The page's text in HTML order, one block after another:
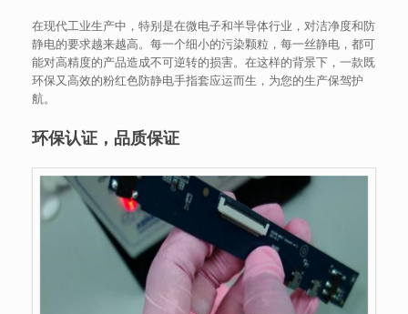
在现代工业生产中，特别是在微电子和半导体行业，对洁净度和防
静电的要求越来越高。每一个细小的污染颗粒，每一丝静电，都可
能对高精度的产品造成不可逆转的损害。在这样的背景下，一款既
环保又高效的粉红色防静电手指套应运而生，为您的生产保驾护
航。
环保认证，品质保证